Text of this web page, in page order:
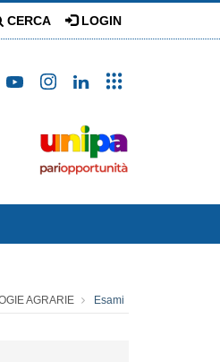
CERCA LOGIN
AGRARIE Esami